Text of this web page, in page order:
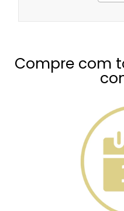
Compre com